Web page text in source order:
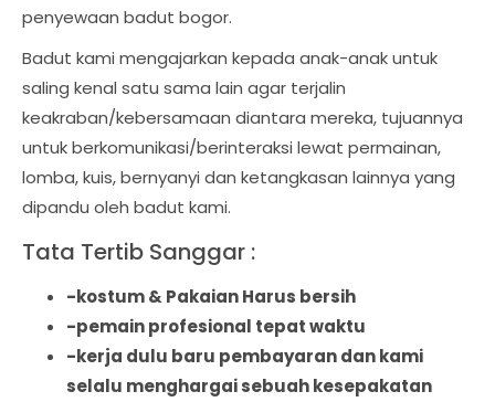
penyewaan badut bogor.
Badut kami mengajarkan kepada anak-anak untuk
saling kenal satu sama lain agar terjalin
keakraban/kebersamaan diantara mereka, tujuannya
untuk berkomunikasi/berinteraksi lewat permainan,
lomba, kuis, bernyanyi dan ketangkasan lainnya yang
dipandu oleh badut kami.
Tata Tertib Sanggar :
-kostum & Pakaian Harus bersih
-pemain profesional tepat waktu
-kerja dulu baru pembayaran dan kami
selalu menghargai sebuah kesepakatan